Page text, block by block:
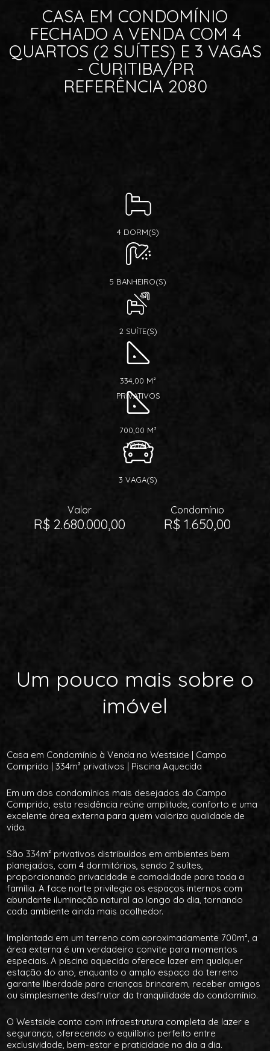
CASA EM CONDOMÍNIO
FECHADO A VENDA COM 4
QUARTOS (2 SUÍTES) E 3 VAGAS
- CURITIBA/PR
REFERÊNCIA 2080
4 DORM(S)
5 BANHEIRO(S)
2 SUÍTE(S)
334,00 M²
PRIVATIVOS
700,00 M²
TOTAIS
3 VAGA(S)
Valor
R$ 2.680.000,00
Condomínio
R$ 1.650,00
Um pouco mais sobre o
imóvel
Casa em Condomínio à Venda no Westside | Campo
Comprido | 334m² privativos | Piscina Aquecida
Em um dos condomínios mais desejados do Campo
Comprido, esta residência reúne amplitude, conforto e uma
excelente área externa para quem valoriza qualidade de
vida.
São 334m² privativos distribuídos em ambientes bem
planejados, com 4 dormitórios, sendo 2 suítes,
proporcionando privacidade e comodidade para toda a
família. A face norte privilegia os espaços internos com
abundante iluminação natural ao longo do dia, tornando
cada ambiente ainda mais acolhedor.
Implantada em um terreno com aproximadamente 700m², a
área externa é um verdadeiro convite para momentos
especiais. A piscina aquecida oferece lazer em qualquer
estação do ano, enquanto o amplo espaço do terreno
garante liberdade para crianças brincarem, receber amigos
ou simplesmente desfrutar da tranquilidade do condomínio.
O Westside conta com infraestrutura completa de lazer e
segurança, oferecendo o equilíbrio perfeito entre
exclusividade, bem-estar e praticidade no dia a dia.